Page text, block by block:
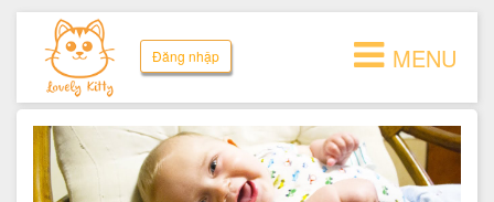
Đăng nhập MENU